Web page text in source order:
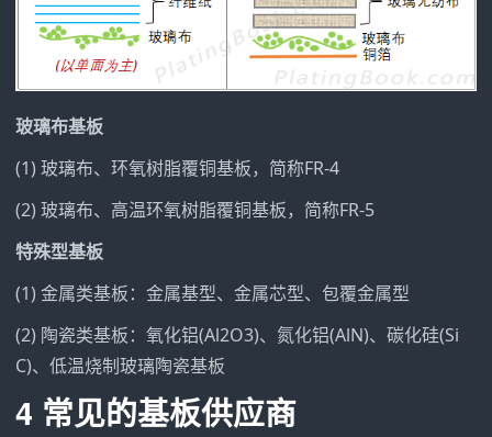
玻璃布基板
(1) 玻璃布、环氧树脂覆铜基板，简称FR-4
(2) 玻璃布、高温环氧树脂覆铜基板，简称FR-5
特殊型基板
(1) 金属类基板：金属基型、金属芯型、包覆金属型
(2) 陶瓷类基板：氧化铝(Al2O3)、氮化铝(AlN)、碳化硅(Si
C)、低温烧制玻璃陶瓷基板
4 常见的基板供应商